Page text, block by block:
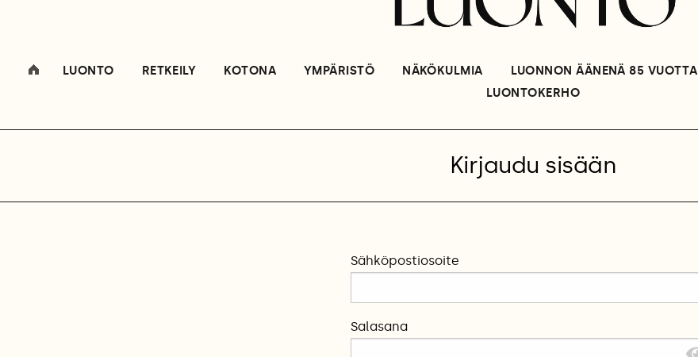
LUONTO RETKEILY KOTONA YMPÄRISTÖ NÄKÖKULMIA LUONNON ÄÄNENÄ 85 VUOTTA
LUONTOKERHO
Kirjaudu sisään
Sähköpostiosoite
Salasana